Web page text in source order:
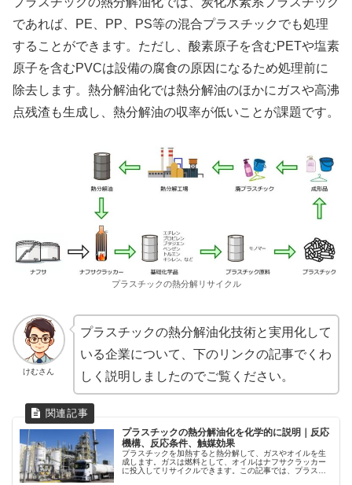
であれば、PE、PP、PS等の混合プラスチックでも処理
することができます。ただし、酸素原子を含むPETや塩素
原子を含むPVCは設備の腐食の原因になるため処理前に
除去します。熱分解油化では熱分解油のほかにガスや高沸
点残渣も生成し、熱分解油の収率が低いことが課題です。
プラスチックの熱分解リサイクル
けむさん
プラスチックの熱分解油化技術と実用化して
いる企業について、下のリンクの記事でくわ
しく説明しましたのでご覧ください。
プラスチックの熱分解油化を化学的に説明｜反応
機構、反応条件、触媒効果
プラスチックを加熱すると熱分解して、ガスやオイルを生
成します。ガスは燃料として、オイルはナフサクラッカー
に投入してリサイクルできます。この記事では、プラスチ